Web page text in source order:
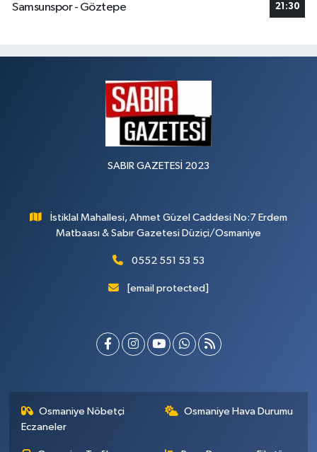
Samsunspor - Göztepe
21:30
SABIR GAZETESİ 2023
İstiklal Mahallesi, Ahmet Güzel Caddesi No:7 Erdem
Matbaası & Sabır Gazetesi Düziçi/Osmaniye
0552 551 53 53
[email protected]
Osmaniye Nöbetçi
Eczaneler
Osmaniye Hava Durumu